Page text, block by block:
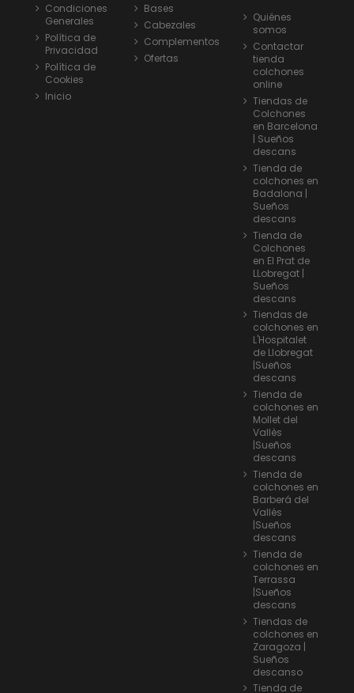
Condiciones
Generales
Política de
Privacidad
Política de
Cookies
Inicio
Bases
Cabezales
Complementos
Ofertas
Quiénes
somos
Contactar
tienda
colchones
online
Tiendas de
Colchones
en Barcelona
| Sueños
descans
Tienda de
colchones en
Badalona |
Sueños
descans
Tienda de
Colchones
en El Prat de
LLobregat |
Sueños
descans
Tiendas de
colchones en
L'Hospitalet
de Llobregat
|Sueños
descans
Tienda de
colchones en
Mollet del
Vallès
|Sueños
descans
Tienda de
colchones en
Barberá del
Vallés
|Sueños
descans
Tienda de
colchones en
Terrassa
|Sueños
descans
Tiendas de
colchones en
Zaragoza |
Sueños
descanso
Tienda de